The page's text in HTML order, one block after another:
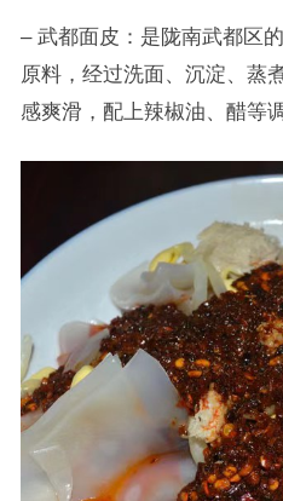
– 武都面皮：是陇南武都区
原料，经过洗面、沉淀、蒸
感爽滑，配上辣椒油、醋等